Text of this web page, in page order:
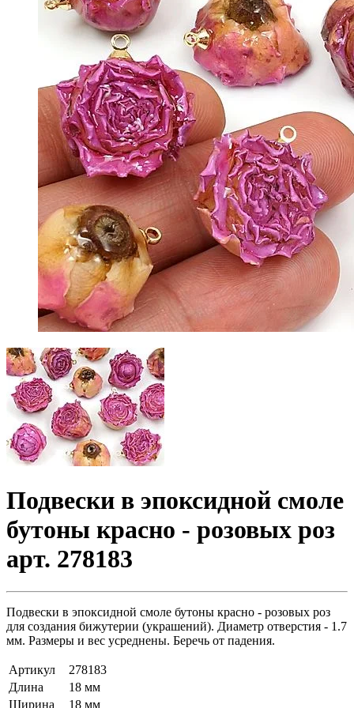
Подвески в эпоксидной смоле
бутоны красно - розовых роз
арт. 278183
Подвески в эпоксидной смоле бутоны красно - розовых роз
для создания бижутерии (украшений). Диаметр отверстия - 1.7
мм. Размеры и вес усреднены. Беречь от падения.
Артикул
278183
Длина
18 мм
Ширина
18 мм